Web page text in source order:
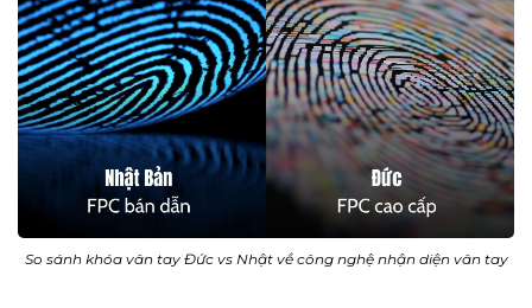
So sánh khóa vân tay Đức vs Nhật về công nghệ nhận diện vân tay